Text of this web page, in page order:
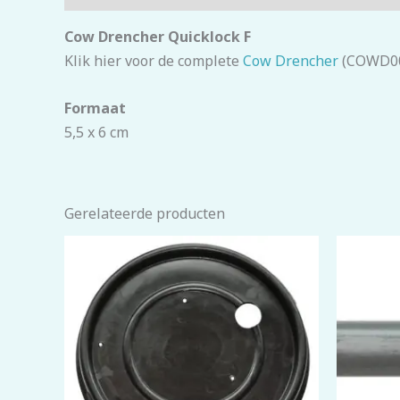
Cow Drencher Quicklock F
Klik hier voor de complete Cow Drencher
Formaat
5,5 x 6 cm
Gerelateerde producten